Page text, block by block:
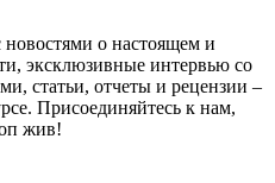
о настоящем и
эксклюзивные интервью со
статьи, отчеты и рецензии –
Присоединяйтесь к нам,
жив!